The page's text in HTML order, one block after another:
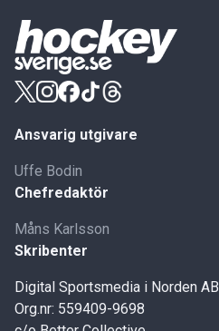
Ansvarig utgivare
Uffe Bodin
Chefredaktör
Måns Karlsson
Skribenter
Digital Sportsmedia i Norden AB
Org.nr: 559409-9698